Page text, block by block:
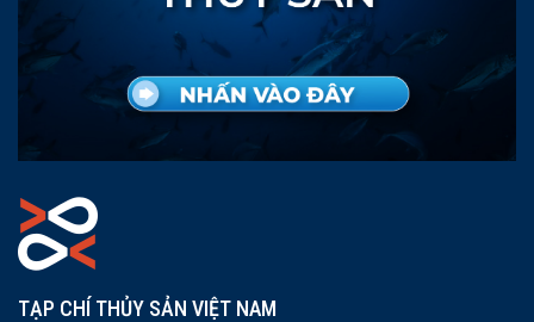
TẠP CHÍ THỦY SẢN VIỆT NAM